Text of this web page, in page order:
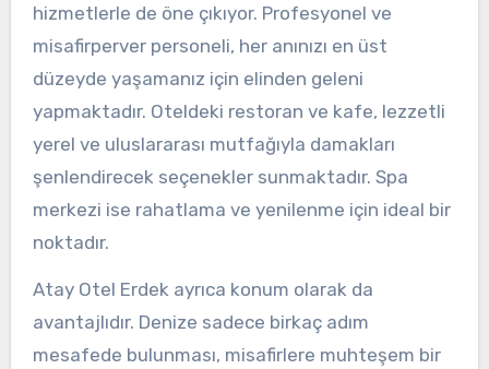
hizmetlerle de öne çıkıyor. Profesyonel ve
misafirperver personeli, her anınızı en üst
düzeyde yaşamanız için elinden geleni
yapmaktadır. Oteldeki restoran ve kafe, lezzetli
yerel ve uluslararası mutfağıyla damakları
şenlendirecek seçenekler sunmaktadır. Spa
merkezi ise rahatlama ve yenilenme için ideal bir
noktadır.
Atay Otel Erdek ayrıca konum olarak da
avantajlıdır. Denize sadece birkaç adım
mesafede bulunması, misafirlere muhteşem bir